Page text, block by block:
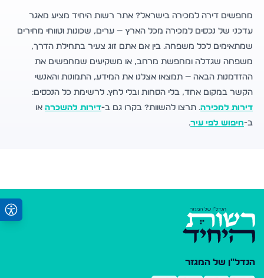
מחפשים דירה למכירה בישראל? אתר רשות היחיד מציע מאגר
עדכני של נכסים למכירה מכל הארץ — ערים, שכונות וטווחי מחירים
שמתאימים לכל משפחה. בין אם אתם זוג צעיר בתחילת הדרך,
משפחה שגדלה ומחפשת מרחב, או משקיעים שמחפשים את
ההזדמנות הבאה — תמצאו אצלנו את המידע, התמונות והאנשי
הקשר במקום אחד, בלי הסחות ובלי לחץ. לרשימת כל הנכסים:
דירות למכירה. תרצו להשוות? בקרו גם ב-דירות להשכרה או
ב-חיפוש לפי עיר.
הנדל"ן של המגזר